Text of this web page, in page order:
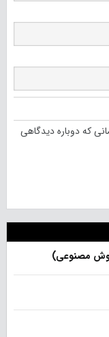
که دوباره دیدگاهی
مصنوعی)